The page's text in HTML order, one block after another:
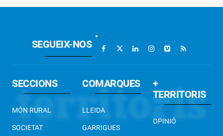
SEGUEIX-NOS
SECCIONS
MÓN RURAL
SOCIETAT
COMARQUES
LLEIDA
GARRIGUES
+
TERRITORIS
OPINIÓ